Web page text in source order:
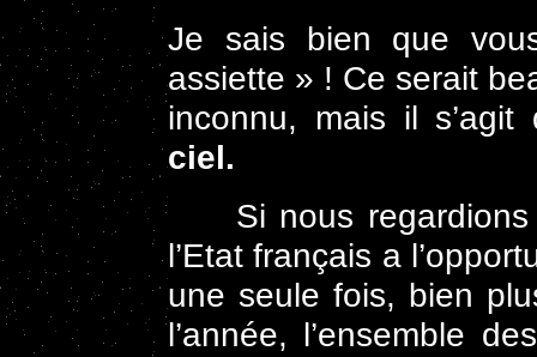
Je sais bien que
assiette » ! Ce serait
inconnu, mais il
ciel.
Si nous regardions
l’Etat français a
une seule fois, bien
l’année, l’ensemble